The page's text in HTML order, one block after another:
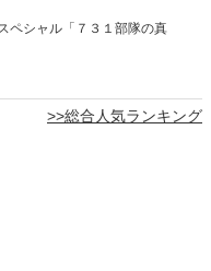
ペシャル「７３１部隊の真
>>総合人気ランキング